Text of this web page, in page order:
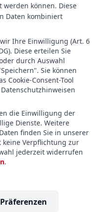
werden können. Diese
Daten kombiniert
Ihre Einwilligung (Art. 6
Diese erteilen Sie
durch Auswahl
Sie können
Cookie-Consent-Tool
die Einwilligung der
Dienste. Weitere
finden Sie in unserer
keine Verpflichtung zur
jederzeit widerrufen
.